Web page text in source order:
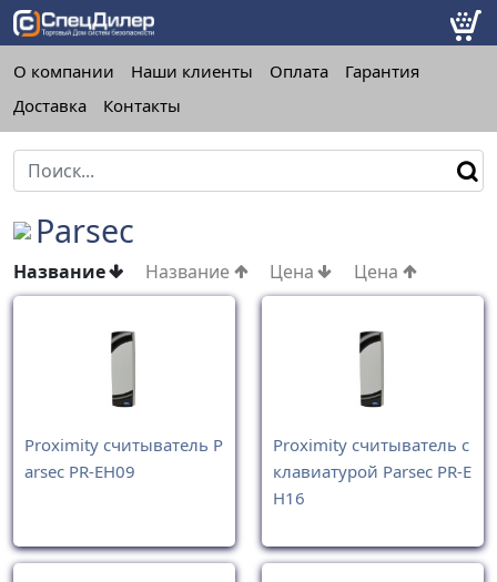
О компании Наши клиенты Оплата
Гарантия
Доставка
Контакты
Parsec
Название Название Цена Цена
Proximity считыватель P
arsec PR-EH09
Proximity считыватель с
клавиатурой Parsec PR-E
H16